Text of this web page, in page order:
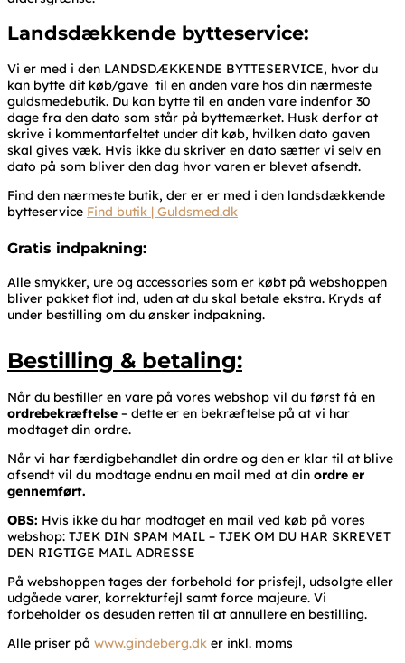
Landsdækkende bytteservice:
Vi er med i den LANDSDÆKKENDE BYTTESERVICE, hvor du
kan bytte dit køb/gave til en anden vare hos din nærmeste
guldsmedebutik. Du kan bytte til en anden vare indenfor 30
dage fra den dato som står på byttemærket. Husk derfor at
skrive i kommentarfeltet under dit køb, hvilken dato gaven
skal gives væk. Hvis ikke du skriver en dato sætter vi selv en
dato på som bliver den dag hvor varen er blevet afsendt.
Find den nærmeste butik, der er er med i den landsdækkende
bytteservice Find butik | Guldsmed.dk
Gratis indpakning:
Alle smykker, ure og accessories som er købt på webshoppen
bliver pakket flot ind, uden at du skal betale ekstra. Kryds af
under bestilling om du ønsker indpakning.
Bestilling & betaling:
Når du bestiller en vare på vores webshop vil du først få en
ordrebekræftelse – dette er en bekræftelse på at vi har
modtaget din ordre.
Når vi har færdigbehandlet din ordre og den er klar til at blive
afsendt vil du modtage endnu en mail med at din ordre er
gennemført.
OBS: Hvis ikke du har modtaget en mail ved køb på vores
webshop: TJEK DIN SPAM MAIL – TJEK OM DU HAR SKREVET
DEN RIGTIGE MAIL ADRESSE
På webshoppen tages der forbehold for prisfejl, udsolgte eller
udgåede varer, korrekturfejl samt force majeure. Vi
forbeholder os desuden retten til at annullere en bestilling.
Alle priser på www.gindeberg.dk er inkl. moms